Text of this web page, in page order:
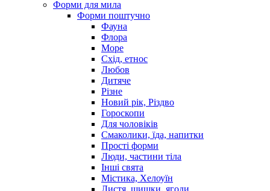
Форми для мила
Форми поштучно
Фауна
Флора
Море
Схід, етнос
Любов
Дитяче
Різне
Новий рік, Різдво
Гороскопи
Для чоловіків
Смаколики, їда, напитки
Прості форми
Люди, частини тіла
Інші свята
Містика, Хелоуїн
Листя, шишки, ягоди